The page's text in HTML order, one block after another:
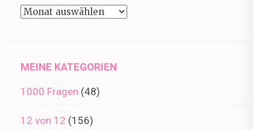
Beiträge
MEINE KATEGORIEN
1000 Fragen (48)
12 von 12 (156)